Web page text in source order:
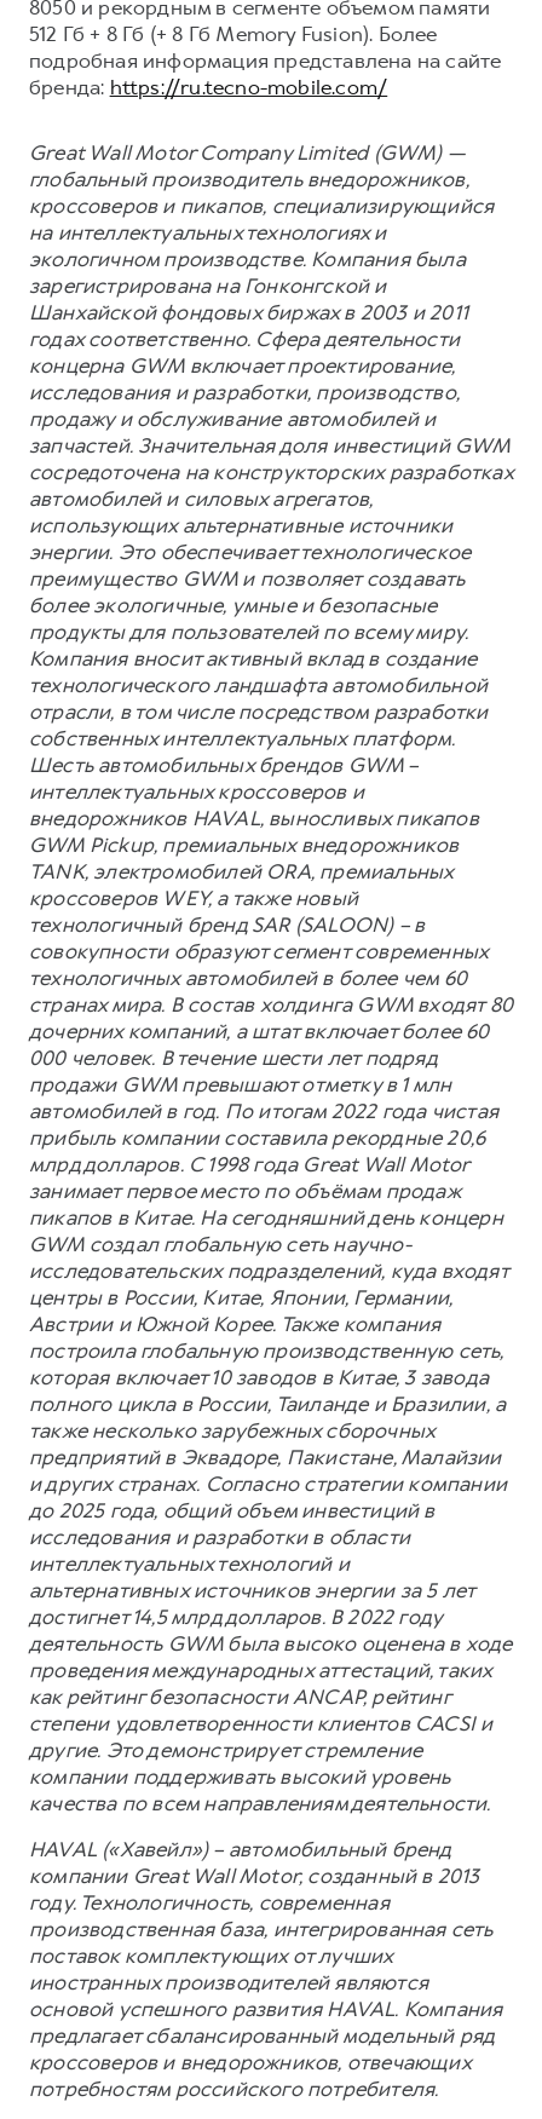
8050 и рекордным в сегменте объемом памяти
512 Гб + 8 Гб (+ 8 Гб Memory Fusion). Более
подробная информация представлена на сайте
бренда: https://ru.tecno-mobile.com/
Great Wall Motor Company Limited (GWM) —
глобальный производитель внедорожников,
кроссоверов и пикапов, специализирующийся
на интеллектуальных технологиях и
экологичном производстве. Компания была
зарегистрирована на Гонконгской и
Шанхайской фондовых биржах в 2003 и 2011
годах соответственно. Сфера деятельности
концерна GWM включает проектирование,
исследования и разработки, производство,
продажу и обслуживание автомобилей и
запчастей. Значительная доля инвестиций GWM
сосредоточена на конструкторских разработках
автомобилей и силовых агрегатов,
использующих альтернативные источники
энергии. Это обеспечивает технологическое
преимущество GWM и позволяет создавать
более экологичные, умные и безопасные
продукты для пользователей по всему миру.
Компания вносит активный вклад в создание
технологического ландшафта автомобильной
отрасли, в том числе посредством разработки
собственных интеллектуальных платформ.
Шесть автомобильных брендов GWM –
интеллектуальных кроссоверов и
внедорожников HAVAL, выносливых пикапов
GWM Pickup, премиальных внедорожников
TANK, электромобилей ORA, премиальных
кроссоверов WEY, а также новый
технологичный бренд SAR (SALOON) – в
совокупности образуют сегмент современных
технологичных автомобилей в более чем 60
странах мира. В состав холдинга GWM входят 80
дочерних компаний, а штат включает более 60
000 человек. В течение шести лет подряд
продажи GWM превышают отметку в 1 млн
автомобилей в год. По итогам 2022 года чистая
прибыль компании составила рекордные 20,6
млрд долларов. С 1998 года Great Wall Motor
занимает первое место по объёмам продаж
пикапов в Китае. На сегодняшний день концерн
GWM создал глобальную сеть научно-
исследовательских подразделений, куда входят
центры в России, Китае, Японии, Германии,
Австрии и Южной Корее. Также компания
построила глобальную производственную сеть,
которая включает 10 заводов в Китае, 3 завода
полного цикла в России, Таиланде и Бразилии, а
также несколько зарубежных сборочных
предприятий в Эквадоре, Пакистане, Малайзии
и других странах. Согласно стратегии компании
до 2025 года, общий объем инвестиций в
исследования и разработки в области
интеллектуальных технологий и
альтернативных источников энергии за 5 лет
достигнет 14,5 млрд долларов. В 2022 году
деятельность GWM была высоко оценена в ходе
проведения международных аттестаций, таких
как рейтинг безопасности ANCAP, рейтинг
степени удовлетворенности клиентов CACSI и
другие. Это демонстрирует стремление
компании поддерживать высокий уровень
качества по всем направлениям деятельности.
HAVAL («Хавейл») – автомобильный бренд
компании Great Wall Motor, созданный в 2013
году. Технологичность, современная
производственная база, интегрированная сеть
поставок комплектующих от лучших
иностранных производителей являются
основой успешного развития HAVAL. Компания
предлагает сбалансированный модельный ряд
кроссоверов и внедорожников, отвечающих
потребностям российского потребителя.